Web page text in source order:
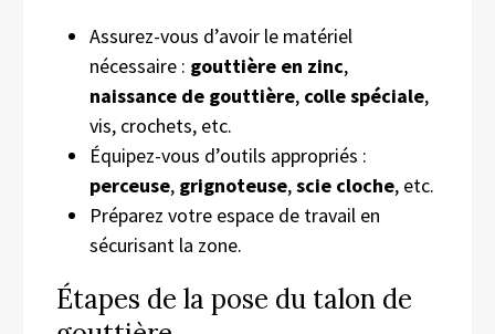
Assurez-vous d’avoir le matériel
nécessaire : gouttière en zinc,
naissance de gouttière, colle spéciale,
vis, crochets, etc.
Équipez-vous d’outils appropriés :
perceuse, grignoteuse,scie cloche, etc.
Préparez votre espace de travail en
sécurisant la zone.
Étapes de la pose du talon de